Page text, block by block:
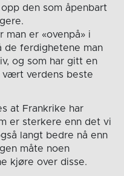
den som åpenbart
man er «ovenpå» i
de ferdighetene man
og som har gitt en
vært verdens beste
at Frankrike har
er sterkere enn det vi
langt bedre nå enn
måte noen
kjøre over disse.